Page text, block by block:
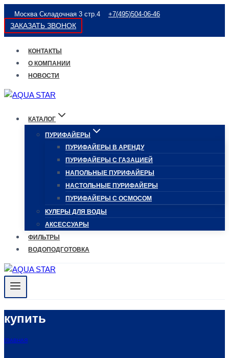
Перейти
к
содержимому
Москва Складочная 3 стр.4 +7(495)504-06-46
ЗАКАЗАТЬ ЗВОНОК
КОНТАКТЫ
О КОМПАНИИ
НОВОСТИ
КАТАЛОГ
ПУРИФАЙЕРЫ
ПУРИФАЙЕРЫ В АРЕНДУ
ПУРИФАЙЕРЫ С ГАЗАЦИЕЙ
НАПОЛЬНЫЕ ПУРИФАЙЕРЫ
НАСТОЛЬНЫЕ ПУРИФАЙЕРЫ
ПУРИФАЙЕРЫ С ОСМОСОМ
КУЛЕРЫ ДЛЯ ВОДЫ
АКСЕССУАРЫ
ФИЛЬТРЫ
ВОДОПОДГОТОВКА
купить
ГЛАВНАЯ